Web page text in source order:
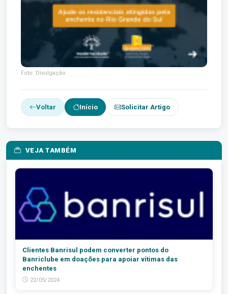
Foto: Divulgação
Voltar Início Solicitar Artigo
VEJA TAMBÉM
Clientes Banrisul podem converter pontos do
Banriclube em doações para apoiar vítimas das
enchentes
22/05/2024